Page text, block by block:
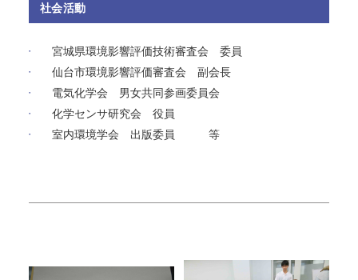
社会活動
宮城県環境影響評価技術審査会 委員
仙台市環境影響評価審査会 副会長
電気化学会 男女共同参画委員会
化学センサ研究会 役員
室内環境学会 出版委員 等